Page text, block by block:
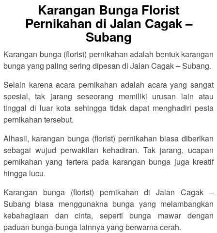
Karangan Bunga Florist
Pernikahan di Jalan Cagak –
Subang
Karangan bunga (florist) pernikahan adalah bentuk karangan
bunga yang paling sering dipesan di Jalan Cagak – Subang.
Selain karena acara pernikahan adalah acara yang sangat
spesial, tak jarang seseorang memiliki urusan lain atau
tinggal di luar kota sehingga tidak dapat menghadiri pesta
pernikahan tersebut.
Alhasil, karangan bunga (florist) pernikahan biasa diberikan
sebagai wujud perwakilan kehadiran. Tak jarang, ucapan
pernikahan yang tertera pada karangan bunga juga kreatif
hingga lucu.
Karangan bunga (florist) pernikahan di Jalan Cagak –
Subang biasa menggunakna bunga yang melambangkan
kebahagiaan dan cinta, seperti bunga mawar dengan
paduan bunga-bunga lainnya yang berwarna cerah.